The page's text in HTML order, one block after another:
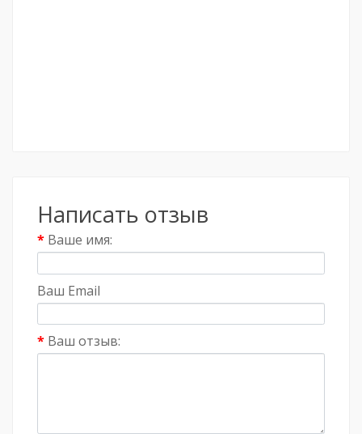
Написать отзыв
Ваше имя:
Ваш Email
Ваш отзыв: